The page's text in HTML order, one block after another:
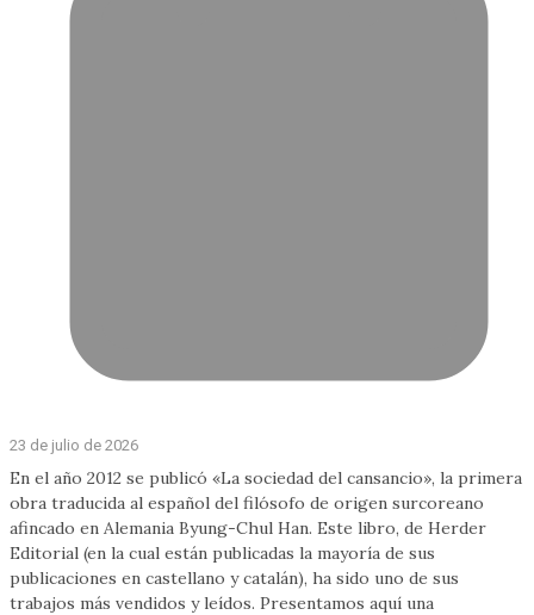
23 de julio de 2026
En el año 2012 se publicó «La sociedad del cansancio», la primera
obra traducida al español del filósofo de origen surcoreano
afincado en Alemania Byung-Chul Han. Este libro, de Herder
Editorial (en la cual están publicadas la mayoría de sus
publicaciones en castellano y catalán), ha sido uno de sus
trabajos más vendidos y leídos. Presentamos aquí una